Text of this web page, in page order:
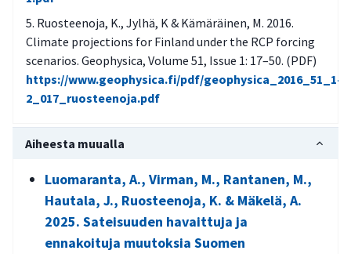
Ruosteenoja, K., Jylhä, K & Kämäräinen, M. 2016.
Climate projections for Finland under the RCP forcing
scenarios. Geophysica, Volume 51, Issue 1: 17–50. (PDF)
https://www.geophysica.fi/pdf/geophysica_2016_51_1-
2_017_ruosteenoja.pdf
Aiheesta muualla
Luomaranta, A., Virman, M., Rantanen, M.,
Hautala, J., Ruosteenoja, K. & Mäkelä, A.
2025. Sateisuuden havaittuja ja
ennakoituja muutoksia Suomen